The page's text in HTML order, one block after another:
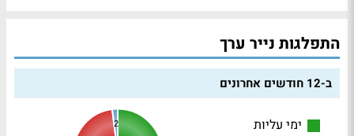
התפלגות נייר ערך
ב-12 חודשים אחרונים
ימי עליות
2